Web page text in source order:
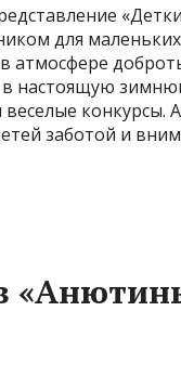
для
настоящую
заботой и